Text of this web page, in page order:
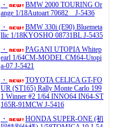
・
BMW 2000 TOURING Or
ange 1/18Autoart 70682 J-5436
・
BMW 330i (E90) Bluemeta
llic 1/18KYOSHO 08731BL J-5435
・
PAGANI UTOPIA Whitep
earl 1/64CM-MODEL CM64-Utopi
a-07 J-5421
・
TOYOTA CELICA GT-FO
UR (ST165) Rally Monte Carlo 199
1 Winner #2 1/64 INNO64 IN64-ST
165R-91MCW J-5416
・
HONDA SUPER-ONE (初